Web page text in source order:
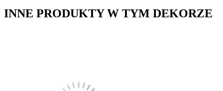
INNE PRODUKTY W TYM DEKORZE